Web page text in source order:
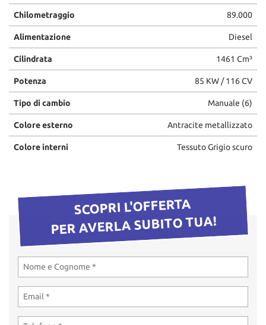
Chilometraggio 89.000
Alimentazione Diesel
Cilindrata 1461 Cm³
Potenza 85 KW / 116 CV
Tipo di cambio Manuale (6)
Colore esterno Antracite metallizzato
Colore interni Tessuto Grigio scuro
SCOPRI L'OFFERTA
PER AVERLA SUBITO TUA!
questi
di
tracciamento
si
rimanda
alla
cookie
policy.
rivedere
e
in
qualsiasi
momento.
Cookie necessari